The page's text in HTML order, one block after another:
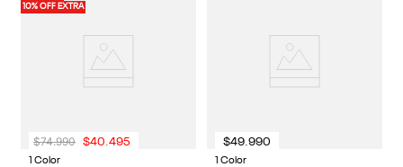
10% OFF EXTRA
1 Color
$74.990 $40.495
1 Color
$49.990